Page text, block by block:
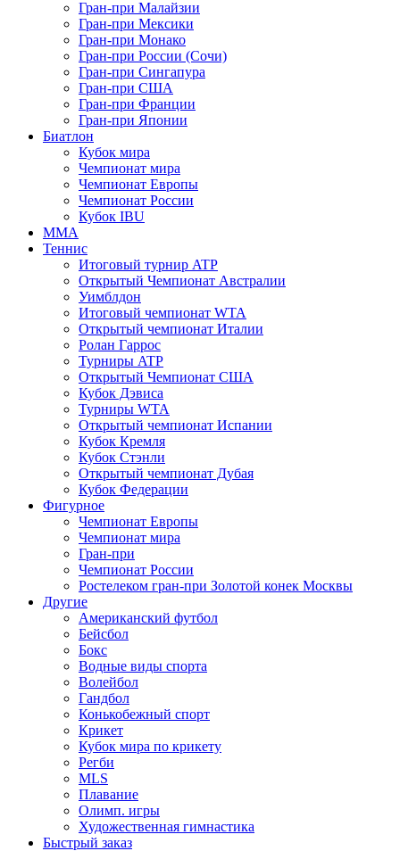
Гран-при Малайзии
Гран-при Мексики
Гран-при Монако
Гран-при России (Сочи)
Гран-при Сингапура
Гран-при США
Гран-при Франции
Гран-при Японии
Биатлон
Кубок мира
Чемпионат мира
Чемпионат Европы
Чемпионат России
Кубок IBU
MMA
Теннис
Итоговый турнир ATP
Открытый Чемпионат Австралии
Уимблдон
Итоговый чемпионат WTA
Открытый чемпионат Италии
Ролан Гаррос
Турниры ATP
Открытый Чемпионат США
Кубок Дэвиса
Турниры WTA
Открытый чемпионат Испании
Кубок Кремля
Кубок Стэнли
Открытый чемпионат Дубая
Кубок Федерации
Фигурное
Чемпионат Европы
Чемпионат мира
Гран-при
Чемпионат России
Ростелеком гран-при Золотой конек Москвы
Другие
Американский футбол
Бейсбол
Бокс
Водные виды спорта
Волейбол
Гандбол
Конькобежный спорт
Крикет
Кубок мира по крикету
Регби
MLS
Плавание
Олимп. игры
Художественная гимнастика
Быстрый заказ